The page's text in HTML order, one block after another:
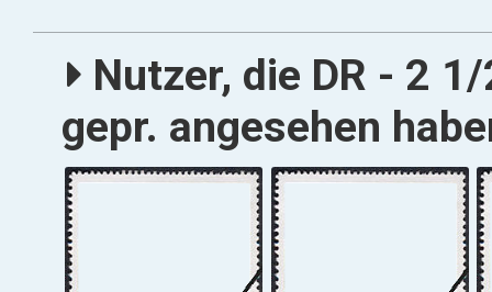
Nutzer, die DR - 2
gepr. angesehen